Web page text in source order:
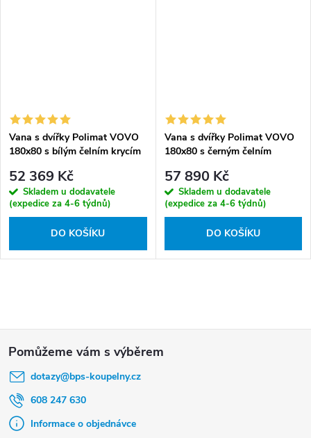
Vana s dvířky Polimat VOVO
180x80 s bílým čelním krycím
výpustí Click-Clack
52 369 Kč
Skladem u dodavatele
(expedice za 4-6 týdnů)
DO KOŠÍKU
Vana s dvířky Polimat VOVO
180x80 s černým čelním
s výpustí Click-Clack
57 890 Kč
Skladem u dodavatele
(expedice za 4-6 týdnů)
DO KOŠÍKU
á
d
a
c
dotazy@bps-koupelny.cz
608 247 630
Informace o objednávce